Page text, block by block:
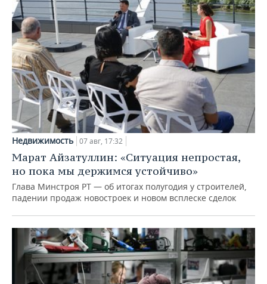
Недвижимость 07 авг, 17:32
Марат Айзатуллин: «Ситуация непростая,
но пока мы держимся устойчиво»
Глава Минстроя РТ — об итогах полугодия у строителей,
падении продаж новостроек и новом всплеске сделок